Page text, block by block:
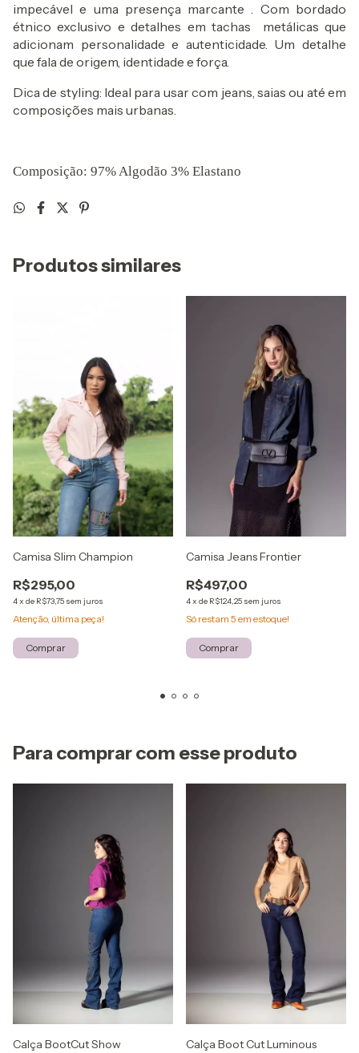
impecável e uma presença marcante . Com bordado
étnico exclusivo e detalhes em tachas
metálicas que
adicionam personalidade e autenticidade. Um detalhe
que fala de origem, identidade e força.
Dica de styling: Ideal para usar com jeans, saias ou até em
composições mais urbanas.
Composição: 97% Algodão 3% Elastano
Produtos similares
Camisa Slim Champion
R$295,00
4x de R$73,75 sem juros
Atenção, última peça!
Comprar
Camisa Jeans Frontier
R$497,00
4x de R$124,25 sem juros
Só restam 5 em estoque!
Comprar
Para comprar com esse produto
Calça BootCut Show Calça Boot Cut Luminous